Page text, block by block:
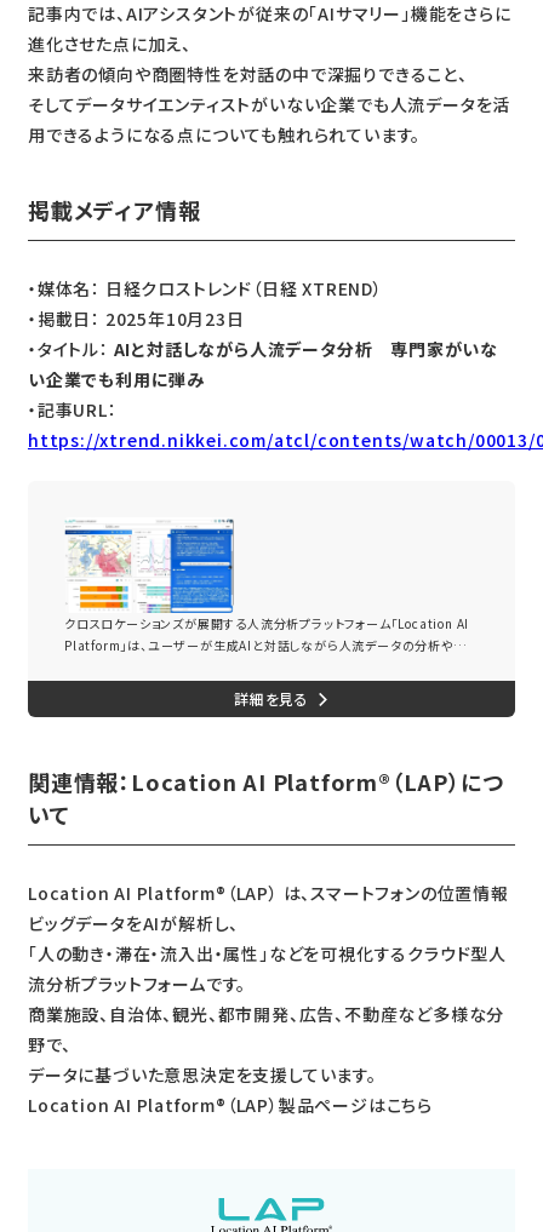
記事内では、AIアシスタントが従来の「AIサマリー」機能をさらに
進化させた点に加え、
来訪者の傾向や商圏特性を対話の中で深掘りできること、
そしてデータサイエンティストがいない企業でも人流データを活
用できるようになる点についても触れられています。
掲載メディア情報
・媒体名： 日経クロストレンド（日経 XTREND）
・掲載日： 2025年10月23日
・タイトル： AIと対話しながら人流データ分析 専門家がいな
い企業でも利用に弾み
・記事URL：
https://xtrend.nikkei.com/atcl/contents/watch/00013/
AIと対話しながら人流データ分析 専門家がいない企業でも利用に弾み
クロスロケーションズが展開する人流分析プラットフォーム「Location AI
Platform」は、ユーザーが生成AIと対話しながら人流データの分析や解
な業界で利用が進んでいる。新機能の実装によって、データの専門家がい
ない企業でも活用が広がりそうだ。
関連情報：Location AI Platform®（LAP）につ
いて
Location AI Platform®（LAP） は、スマートフォンの位置情報
ビッグデータをAIが解析し、
「人の動き・滞在・流入出・属性」などを可視化するクラウド型人
流分析プラットフォームです。
商業施設、自治体、観光、都市開発、広告、不動産など多様な分
野で、
データに基づいた意思決定を支援しています。
Location AI Platform®（LAP）製品ページはこちら